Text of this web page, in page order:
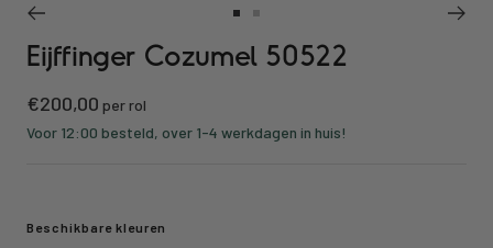
naarnaar
Eijffinger Cozumel 50522
Kortings
prijs
€200,00 per rol
Voor 12:00 besteld, over 1-4 werkdagen in huis!
Beschikbare kleuren